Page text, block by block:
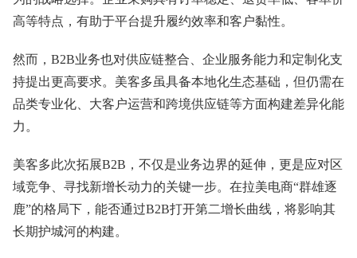
高等特点，有助于平台提升履约效率和客户黏性。
然而，B2B业务也对供应链整合、企业服务能力和定制化支
持提出更高要求。美客多虽具备本地化生态基础，但仍需在
品类专业化、大客户运营和跨境供应链等方面构建差异化能
力。
美客多此次拓展B2B，不仅是业务边界的延伸，更是应对区
域竞争、寻找新增长动力的关键一步。在拉美电商“群雄逐
鹿”的格局下，能否通过B2B打开第二增长曲线，将影响其
长期护城河的构建。